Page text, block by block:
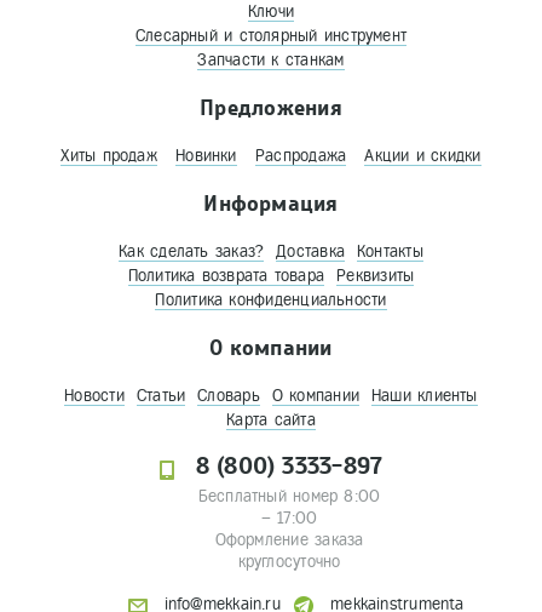
Ключи
Слесарный и столярный инструмент
Запчасти к станкам
Предложения
Хиты продаж Новинки Распродажа Акции и скидки
Информация
Как сделать заказ? Доставка
Контакты
Политика возврата товара
Реквизиты
Политика конфиденциальности
О компании
Новости Статьи Словарь О компании
Наши клиенты
Карта сайта
8 (800) 3333-897
Бесплатный номер 8:00
– 17:00
Оформление заказа
круглосуточно
info@mekkain.ru mekkainstrumenta